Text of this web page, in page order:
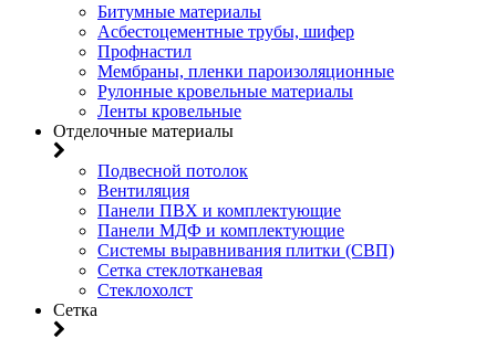
Битумные материалы
Асбестоцементные трубы, шифер
Профнастил
Мембраны, пленки пароизоляционные
Рулонные кровельные материалы
Ленты кровельные
Отделочные материалы
Подвесной потолок
Вентиляция
Панели ПВХ и комплектующие
Панели МДФ и комплектующие
Системы выравнивания плитки (СВП)
Сетка стеклотканевая
Стеклохолст
Сетка